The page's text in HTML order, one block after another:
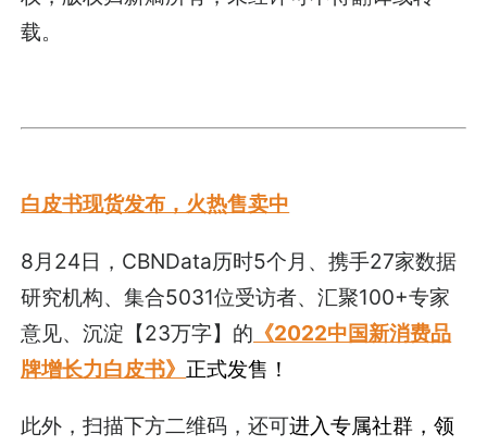
载。
白皮书现货发布，火热售卖中
8月24日，CBNData历时5个月、携手27家数据
研究机构、集合5031位受访者、汇聚100+专家
意见、沉淀【23万字】的 《2022中国新消费品
牌增长力白皮书》 正式发售！
此外，扫描下方二维码，还可进入专属社群，领